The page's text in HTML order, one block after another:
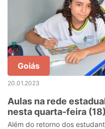
Goiás
20.01.2023
Aulas na rede
nesta quarta-feira (18)
Além do retorno dos